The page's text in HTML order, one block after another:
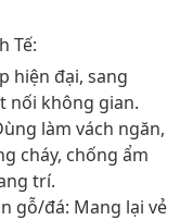
Tế:
hiện đại, sang
nối không gian.
làm vách ngăn,
cháy, chống ẩm
trí.
gỗ/đá: Mang lại vẻ